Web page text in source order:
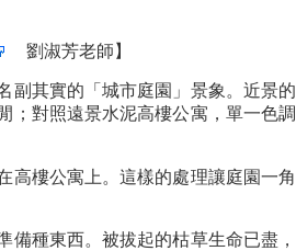
劉淑芳老師】
副其實的「城市庭園」景象。近景的
；對照遠景水泥高樓公寓，單一色調
高樓公寓上。這樣的處理讓庭園一角
種東西。被拔起的枯草生命已盡，